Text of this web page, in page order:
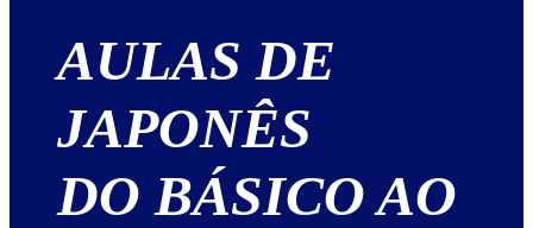
AULAS DE
JAPONÊS
DO BÁSICO AO